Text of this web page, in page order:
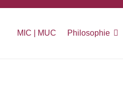
MIC | MUC Philosophie